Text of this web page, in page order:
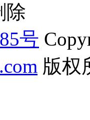
除
号
版权